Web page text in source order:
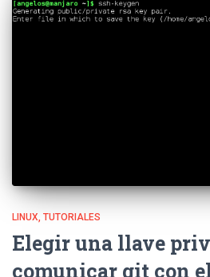
LINUX TUTORIALES
Elegir una llave
comunicar git con